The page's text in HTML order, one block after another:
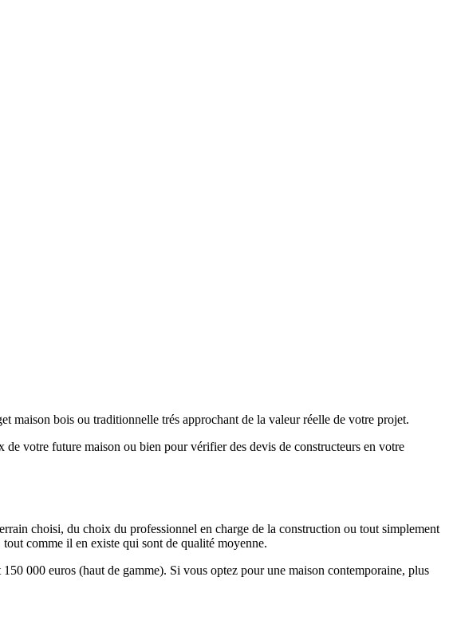
maison bois ou traditionnelle trés approchant de la valeur réelle de votre projet.
de votre future maison ou bien pour vérifier des devis de constructeurs en votre
choisi, du choix du professionnel en charge de la construction ou tout simplement
comme il en existe qui sont de qualité moyenne.
000 euros (haut de gamme). Si vous optez pour une maison contemporaine, plus